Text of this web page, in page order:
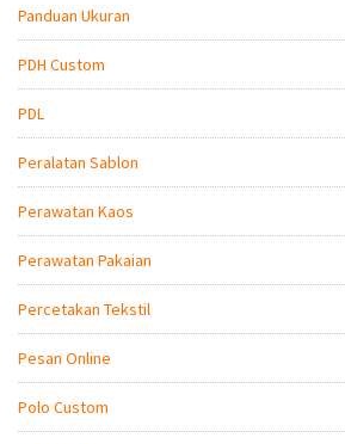
Panduan Ukuran
PDH Custom
PDL
Peralatan Sablon
Perawatan Kaos
Perawatan Pakaian
Percetakan Tekstil
Pesan Online
Polo Custom